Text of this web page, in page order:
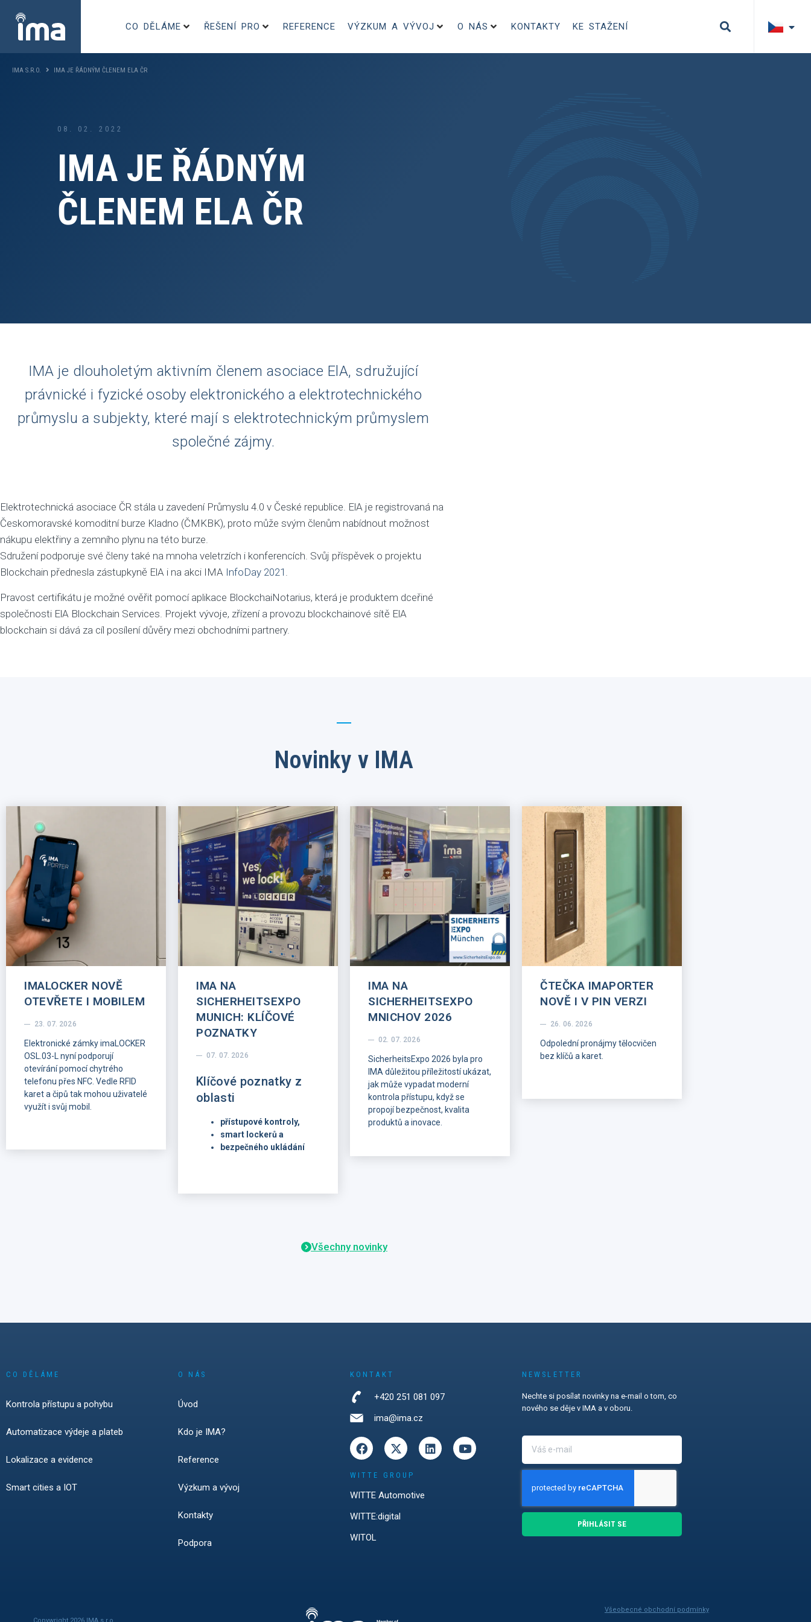
CO DĚLÁME ŘEŠENÍ PRO REFERENCE VÝZKUM A VÝVOJ O NÁS KONTAKTY KE STAŽENÍ
IMA S.R.O. IMA JE ŘÁDNÝM ČLENEM ELA ČR
08. 02. 2022
IMA JE ŘÁDNÝM
ČLENEM ELA ČR
IMA je dlouholetým aktivním členem asociace ElA, sdružující
právnické i fyzické osoby elektronického a elektrotechnického
průmyslu a subjekty, které mají s elektrotechnickým průmyslem
společné zájmy.
Elektrotechnická asociace ČR stála u zavedení Průmyslu 4.0 v České republice. ElA je registrovaná na
Českomoravské komoditní burze Kladno (ČMKBK), proto může svým členům nabídnout možnost
nákupu elektřiny a zemního plynu na této burze.
Sdružení podporuje své členy také na mnoha veletrzích i konferencích. Svůj příspěvek o projektu
Blockchain přednesla zástupkyně ElA i na akci IMA InfoDay 2021 .
Pravost certifikátu je možné ověřit pomocí aplikace BlockchaiNotarius, která je produktem dceřiné
společnosti ElA Blockchain Services. Projekt vývoje, zřízení a provozu blockchainové sítě ElA
blockchain si dává za cíl posílení důvěry mezi obchodními partnery.
Novinky v IMA
IMALOCKER NOVĚ
OTEVŘETE I MOBILEM
23. 07. 2026
Elektronické zámky imaLOCKER
OSL.03-L nyní podporují
otevírání pomocí chytrého
telefonu přes NFC. Vedle RFID
karet a čipů tak mohou uživatelé
využít i svůj mobil.
IMA NA
SICHERHEITSEXPO
MUNICH: KLÍČOVÉ
POZNATKY
07. 07. 2026
Klíčové poznatky z
oblasti
přístupové kontroly,
smart lockerů a
bezpečného ukládání
nám nabídlo jasný pohled na to,
zámky, bezdrátové přístupové
kybernetické bezpečnosti v
stává klíčovou podmínkou pro
IMA NA
SICHERHEITSEXPO
MNICHOV 2026
02. 07. 2026
SicherheitsExpo 2026 byla pro
IMA důležitou příležitostí ukázat,
jak může vypadat moderní
kontrola přístupu, když se
propojí bezpečnost, kvalita
produktů a inovace.
IMA na veletrhu zastoupena
ČTEČKA IMAPORTER
NOVĚ I V PIN VERZI
26. 06. 2026
Odpolední pronájmy tělocvičen
bez klíčů a karet.
Všechny novinky
CO DĚLÁME
Kontrola přístupu a pohybu
Automatizace výdeje a plateb
Lokalizace a evidence
Smart cities a IOT
O NÁS
Úvod
Kdo je IMA?
Reference
Výzkum a vývoj
Kontakty
Podpora
KONTAKT
+420 251 081 097
ima@ima.cz
WITTE GROUP
WITTE Automotive
WITTE:digital
WITOL
NEWSLETTER
Nechte si posílat novinky na e-mail o tom, co
nového se děje v IMA a v oboru.
PŘIHLÁSIT SE
Copywright 2026 IMA s.r.o.
Všeobecné obchodní podmínky